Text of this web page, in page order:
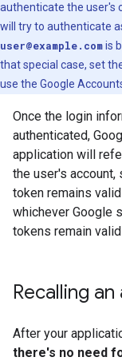
authenticate the user's
will try to authenticate
user@example.comis
that special case, set
use the Google
Once the login
authenticated,
application will
the user's account,
token remains
whichever Google
tokens remain
Recalling
After your
there's no need